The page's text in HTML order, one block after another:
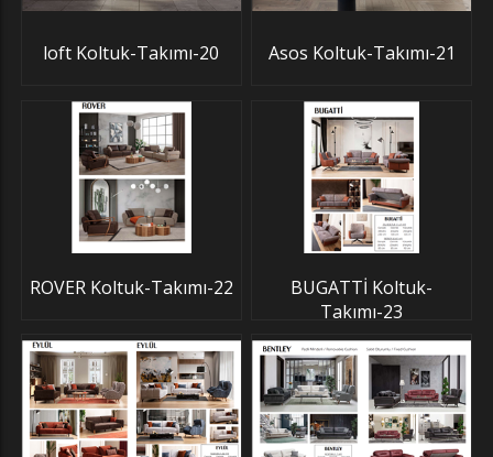
loft Koltuk-Takımı-20 Asos Koltuk-Takımı-21
ROVER Koltuk-Takımı-22
BUGATTİ Koltuk-
Takımı-23